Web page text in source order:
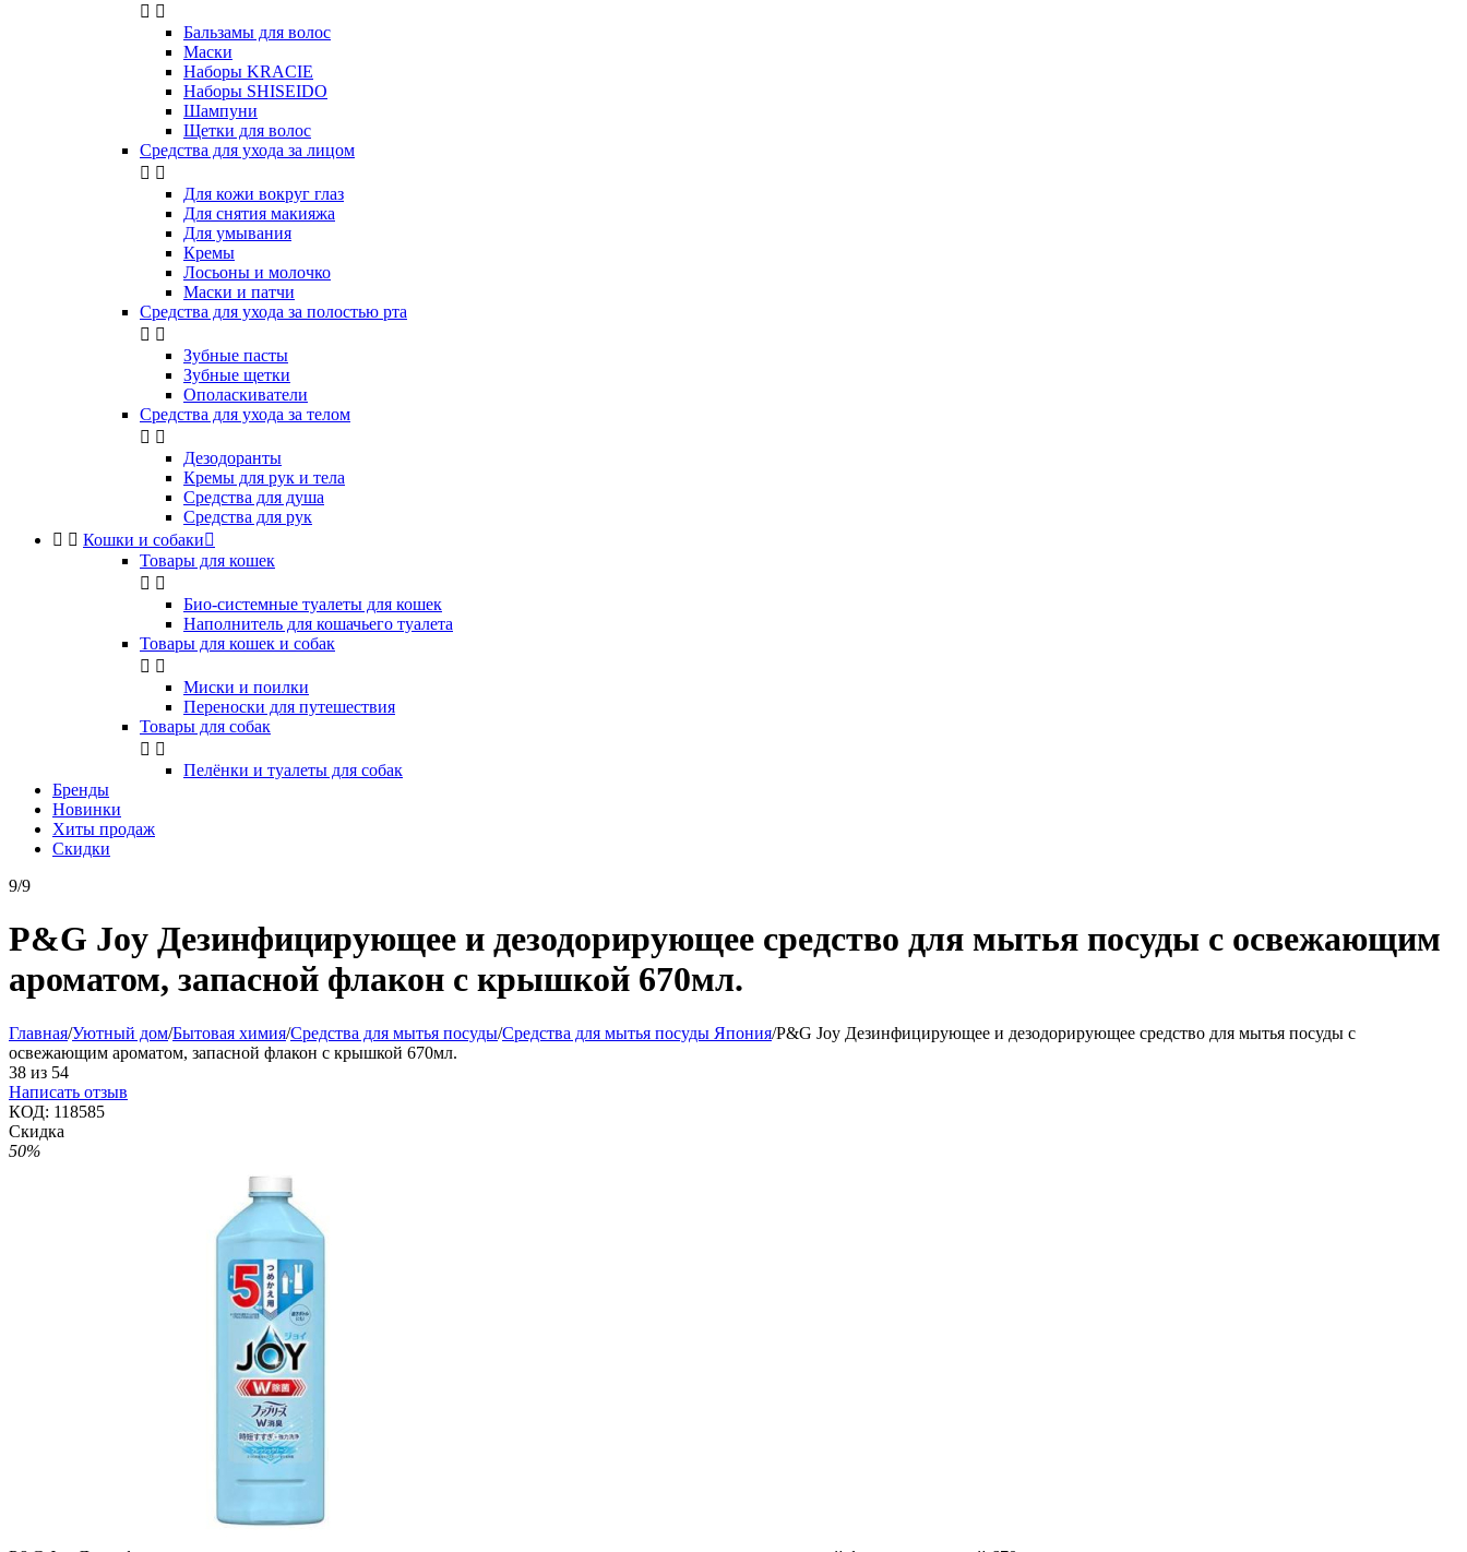
 
Бальзамы для волос
Маски
Наборы KRACIE
Наборы SHISEIDO
Шампуни
Щетки для волос
Средства для ухода за лицом
 
Для кожи вокруг глаз
Для снятия макияжа
Для умывания
Кремы
Лосьоны и молочко
Маски и патчи
Средства для ухода за полостью рта
 
Зубные пасты
Зубные щетки
Ополаскиватели
Средства для ухода за телом
 
Дезодоранты
Кремы для рук и тела
Средства для душа
Средства для рук
  Кошки и собаки
Товары для кошек
 
Био-системные туалеты для кошек
Наполнитель для кошачьего туалета
Товары для кошек и собак
 
Миски и поилки
Переноски для путешествия
Товары для собак
 
Пелёнки и туалеты для собак
Бренды
Новинки
Хиты продаж
Скидки
9/9
P&G Joy Дезинфицирующее и дезодорирующее средство для мытья посуды с освежающим
ароматом, запасной флакон с крышкой 670мл.
Главная/Уютный дом/Бытовая химия/Средства для мытья посуды/Средства для мытья посуды Япония/P&G Joy Дезинфицирующее и дезодорирующее средство для мытья посуды с
освежающим ароматом, запасной флакон с крышкой 670мл.
38 из 54
Написать отзыв
КОД: 118585
Скидка
50%